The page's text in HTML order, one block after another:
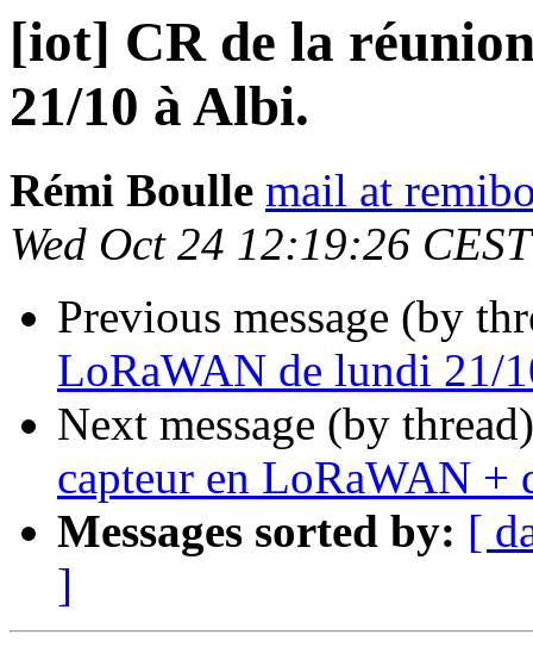
[iot] CR de la
21/10 à Albi.
Rémi Boulle mail at
Wed Oct 24 12:19:26
Previous message (by
LoRaWAN de lundi 21/
Next message (by
capteur en LoRaWAN +
Messages sorted by: [
]